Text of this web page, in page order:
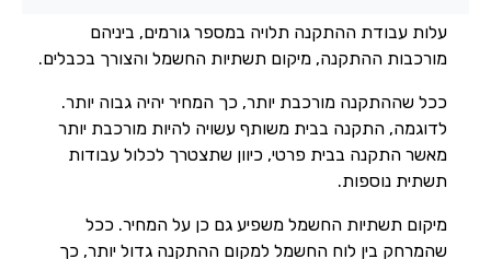
עלות עבודת ההתקנה תלויה במספר גורמים, ביניהם
מורכבות ההתקנה, מיקום תשתיות החשמל והצורך בכבלים.
ככל שההתקנה מורכבת יותר, כך המחיר יהיה גבוה יותר.
לדוגמה, התקנה בבית משותף עשויה להיות מורכבת יותר
מאשר התקנה בבית פרטי, כיוון שתצטרך לכלול עבודות
תשתית נוספות.
מיקום תשתיות החשמל משפיע גם כן על המחיר. ככל
שהמרחק בין לוח החשמל למקום ההתקנה גדול יותר, כך